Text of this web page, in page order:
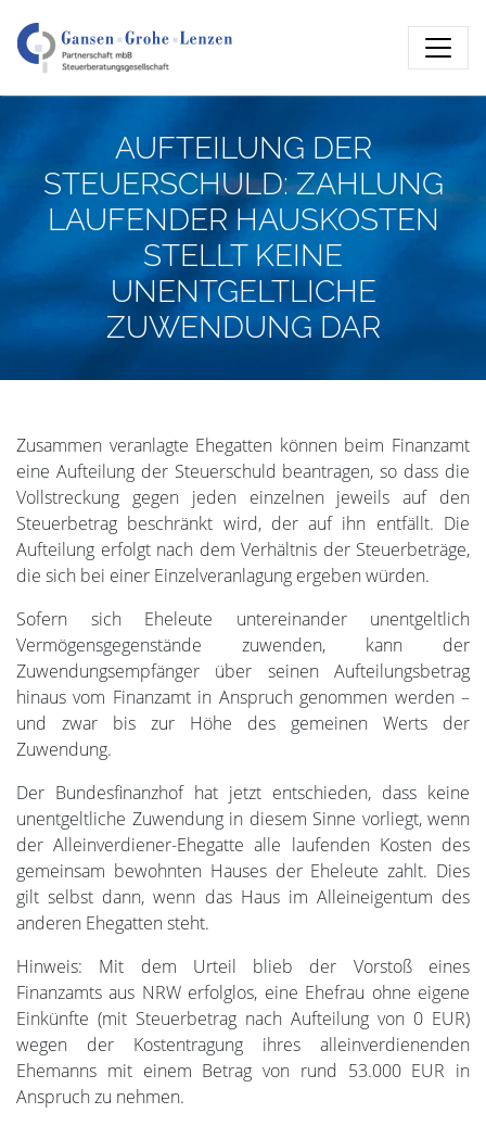
AUFTEILUNG DER
STEUERSCHULD: ZAHLUNG
LAUFENDER HAUSKOSTEN
STELLT KEINE
UNENTGELTLICHE
ZUWENDUNG DAR
Zusammen veranlagte Ehegatten können beim Finanzamt
eine Aufteilung der Steuerschuld beantragen, so dass die
Vollstreckung gegen jeden einzelnen jeweils auf den
Steuerbetrag beschränkt wird, der auf ihn entfällt. Die
Aufteilung erfolgt nach dem Verhältnis der Steuerbeträge,
die sich bei einer Einzelveranlagung ergeben würden.
Sofern sich Eheleute untereinander unentgeltlich
Vermögensgegenstände zuwenden, kann der
Zuwendungsempfänger über seinen Aufteilungsbetrag
hinaus vom Finanzamt in Anspruch genommen werden –
und zwar bis zur Höhe des gemeinen Werts der
Zuwendung.
Der Bundesfinanzhof hat jetzt entschieden, dass keine
unentgeltliche Zuwendung in diesem Sinne vorliegt, wenn
der Alleinverdiener-Ehegatte alle laufenden Kosten des
gemeinsam bewohnten Hauses der Eheleute zahlt. Dies
gilt selbst dann, wenn das Haus im Alleineigentum des
anderen Ehegatten steht.
Hinweis: Mit dem Urteil blieb der Vorstoß eines
Finanzamts aus NRW erfolglos, eine Ehefrau ohne eigene
Einkünfte (mit Steuerbetrag nach Aufteilung von 0 EUR)
wegen der Kostentragung ihres alleinverdienenden
Ehemanns mit einem Betrag von rund 53.000 EUR in
Anspruch zu nehmen.